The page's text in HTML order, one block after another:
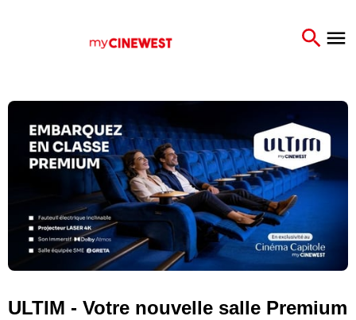
ULTIM - Votre nouvelle salle Premium